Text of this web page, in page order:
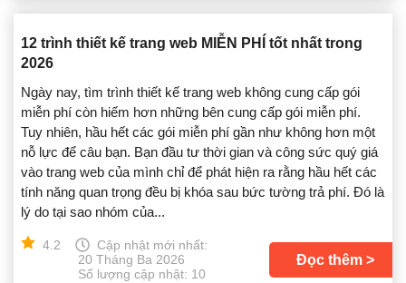
12 trình thiết kế trang web MIỄN PHÍ tốt nhất trong
2026
Ngày nay, tìm trình thiết kế trang web không cung cấp gói
miễn phí còn hiếm hơn những bên cung cấp gói miễn phí.
Tuy nhiên, hầu hết các gói miễn phí gần như không hơn một
nỗ lực để câu bạn. Bạn đầu tư thời gian và công sức quý giá
vào trang web của mình chỉ để phát hiện ra rằng hầu hết các
tính năng quan trọng đều bị khóa sau bức tường trả phí. Đó là
lý do tại sao nhóm của...
4.2
Cập nhật mới nhất:
20 Tháng Ba 2026
Số lượng cập nhật: 10
Đọc thêm